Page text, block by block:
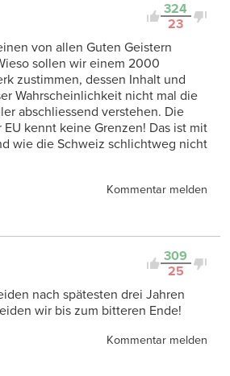
324
23
von allen Guten Geistern
sollen wir einem 2000
zustimmen, dessen Inhalt und
Wahrscheinlichkeit nicht mal die
abschliessend verstehen. Die
kennt keine Grenzen! Das ist mit
wie die Schweiz schlichtweg nicht
Kommentar melden
309
25
nach spätesten drei Jahren
wir bis zum bitteren Ende!
Kommentar melden